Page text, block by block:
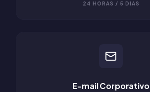
24 HORAS / 5 DIAS
E-mail Corporativo